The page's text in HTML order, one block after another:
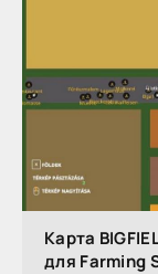
Карта
для Farming